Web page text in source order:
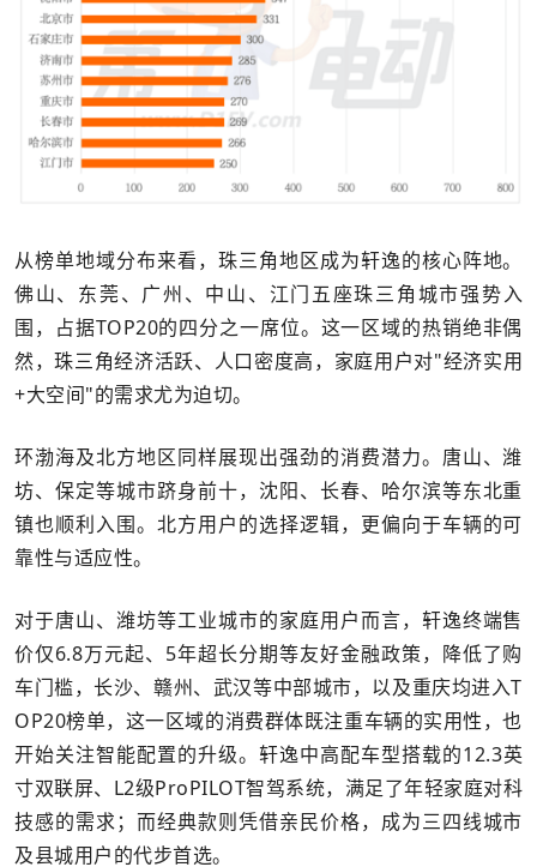
从榜单地域分布来看，珠三角地区成为轩逸的核心阵地。
佛山、东莞、广州、中山、江门五座珠三角城市强势入
围，占据TOP20的四分之一席位。这一区域的热销绝非偶
然，珠三角经济活跃、人口密度高，家庭用户对"经济实用
+大空间"的需求尤为迫切。
环渤海及北方地区同样展现出强劲的消费潜力。唐山、潍
坊、保定等城市跻身前十，沈阳、长春、哈尔滨等东北重
镇也顺利入围。北方用户的选择逻辑，更偏向于车辆的可
靠性与适应性。
对于唐山、潍坊等工业城市的家庭用户而言，轩逸终端售
价仅6.8万元起、5年超长分期等友好金融政策，降低了购
车门槛，长沙、赣州、武汉等中部城市，以及重庆均进入T
OP20榜单，这一区域的消费群体既注重车辆的实用性，也
开始关注智能配置的升级。轩逸中高配车型搭载的12.3英
寸双联屏、L2级ProPILOT智驾系统，满足了年轻家庭对科
技感的需求；而经典款则凭借亲民价格，成为三四线城市
及县城用户的代步首选。